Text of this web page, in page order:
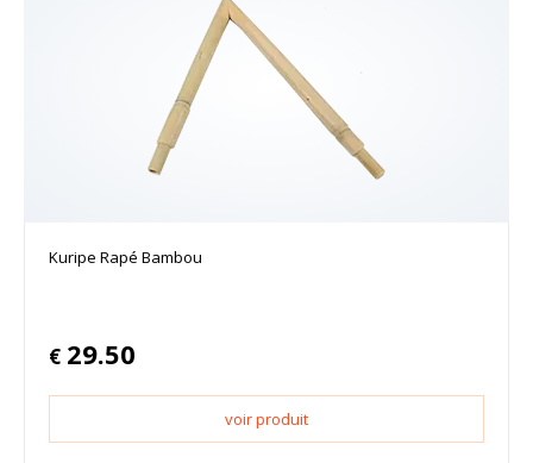
Kuripe Rapé Bambou
€ 29.50
voir produit